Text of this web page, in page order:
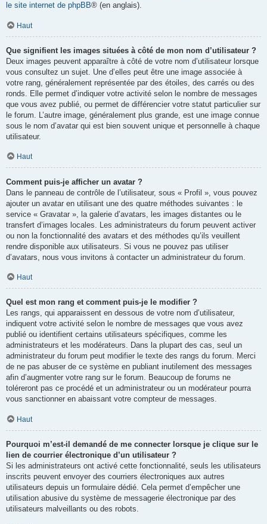
le site internet de phpBB® (en anglais).
Haut
Que signifient les images situées à côté de mon nom d’utilisateur ?
Deux images peuvent apparaître à côté de votre nom d’utilisateur lorsque
vous consultez un sujet. Une d’elles peut être une image associée à
votre rang, généralement représentée par des étoiles, des carrés ou des
ronds. Elle permet d’indiquer votre activité selon le nombre de messages
que vous avez publié, ou permet de différencier votre statut particulier sur
le forum. L’autre image, généralement plus grande, est une image connue
sous le nom d’avatar qui est bien souvent unique et personnelle à chaque
utilisateur.
Haut
Comment puis-je afficher un avatar ?
Dans le panneau de contrôle de l’utilisateur, sous « Profil », vous pouvez
ajouter un avatar en utilisant une des quatre méthodes suivantes : le
service « Gravatar », la galerie d’avatars, les images distantes ou le
transfert d’images locales. Les administrateurs du forum peuvent activer
ou non la fonctionnalité des avatars et des méthodes qu’ils veuillent
rendre disponible aux utilisateurs. Si vous ne pouvez pas utiliser
d’avatars, nous vous invitons à contacter un administrateur du forum.
Haut
Quel est mon rang et comment puis-je le modifier ?
Les rangs, qui apparaissent en dessous de votre nom d’utilisateur,
indiquent votre activité selon le nombre de messages que vous avez
publié ou identifient certains utilisateurs spécifiques, comme les
administrateurs et les modérateurs. Dans la plupart des cas, seul un
administrateur du forum peut modifier le texte des rangs du forum. Merci
de ne pas abuser de ce système en publiant inutilement des messages
afin d’augmenter votre rang sur le forum. Beaucoup de forums ne
toléreront pas ce procédé et un administrateur ou un modérateur pourra
vous sanctionner en abaissant votre compteur de messages.
Haut
Pourquoi m’est-il demandé de me connecter lorsque je clique sur le
lien de courrier électronique d’un utilisateur ?
Si les administrateurs ont activé cette fonctionnalité, seuls les utilisateurs
inscrits peuvent envoyer des courriers électroniques aux autres
utilisateurs depuis un formulaire dédié. Cela permet d’empêcher une
utilisation abusive du système de messagerie électronique par des
utilisateurs malveillants ou des robots.